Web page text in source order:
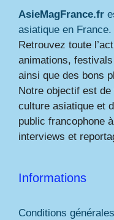
AsieMagFrance.fr
asiatique en France.
Retrouvez toute
animations,
ainsi que des bons
Notre objectif est
culture asiatique et
public francophone
interviews et
Informations
Conditions